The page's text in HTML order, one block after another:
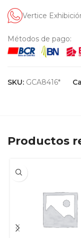
Vertice
Métodos de pago:
SKU: GCA8416*
Productos